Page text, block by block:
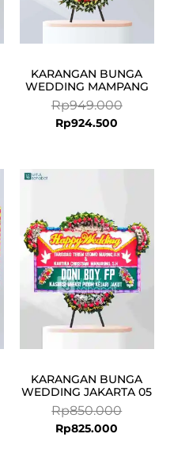
KARANGAN BUNGA
WEDDING MAMPANG
Rp949.000
Rp924.500
KARANGAN BUNGA
WEDDING JAKARTA 05
Rp850.000
Rp850.000.
Rp825.000
Rp825.000.